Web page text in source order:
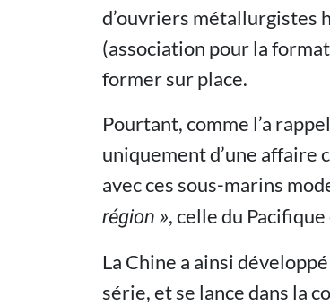
d’ouvriers métallurgistes
(association pour la
former sur place.
Pourtant, comme l’a
uniquement d’une affaire
avec ces sous-marins
région », celle du
La Chine a ainsi
série, et se lance dans la